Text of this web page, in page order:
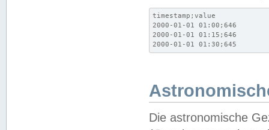
timestamp;value
2000-01-01 01:00;646
2000-01-01 01:15;646
2000-01-01 01:30;645
Die astronomische